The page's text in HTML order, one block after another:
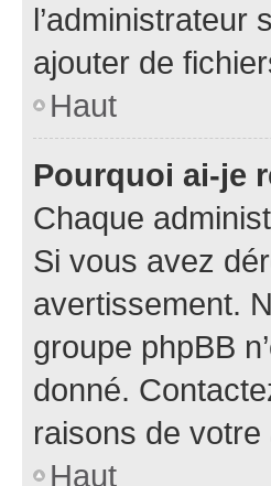
ajouter de
Haut
Pourquoi ai-je
Chaque
Si vous avez
avertissement.
groupe phpBB
donné.
raisons de
Haut